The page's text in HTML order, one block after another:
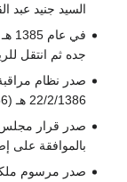
السيد جنيد عبد
جده ثم انتقل للرياض
22/2/1386 هـ (11/6/1966 م).
بالموافقة على